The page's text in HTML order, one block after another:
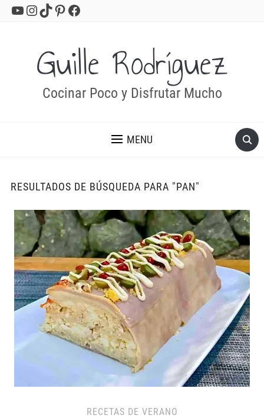
YouTube
Instagram
TikTok
Pinterest
Facebook
Guille Rodríguez
Cocinar Poco y Disfrutar Mucho
MENU
RESULTADOS DE BÚSQUEDA PARA "PAN"
RECETAS DE VERANO